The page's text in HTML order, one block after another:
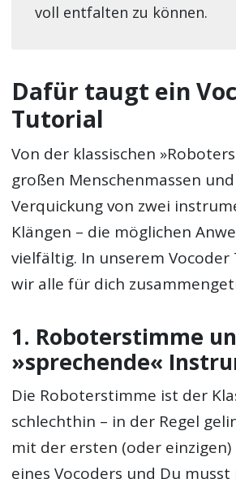
voll entfalten zu können.
Dafür taugt ein
Tutorial
Von der klassischen
großen Menschenmassen
Verquickung von zwei
Klängen – die möglichen
vielfältig. In unserem
wir alle für dich
1. Roboterstimme
»sprechende«
Die Roboterstimme ist der
schlechthin – in der Regel
mit der ersten (oder
eines Vocoders und Du